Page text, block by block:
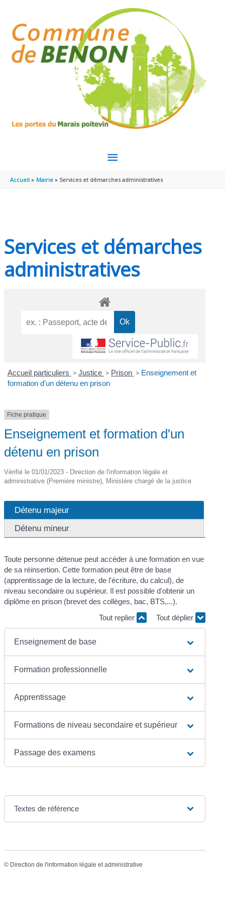
MENU
PRINCIPAL
Accueil Mairie Services et démarches administratives
Services et démarches
administratives
Accueil particuliers > Justice > Prison > Enseignement et
formation d'un détenu en prison
Fiche pratique
Enseignement et formation d'un
détenu en prison
Vérifié le 01/01/2023 - Direction de l'information légale et
administrative (Première ministre), Ministère chargé de la justice
Détenu majeur
Détenu mineur
Toute personne détenue peut accéder à une formation en vue
de sa réinsertion. Cette formation peut être de base
(apprentissage de la lecture, de l'écriture, du calcul), de
niveau secondaire ou supérieur. Il est possible d'obtenir un
diplôme en prison (brevet des collèges, bac, BTS,...).
Tout replier
Tout déplier
Enseignement de base
Formation professionnelle
Apprentissage
Formations de niveau secondaire et supérieur
Passage des examens
Textes de référence
© Direction de l'information légale et administrative